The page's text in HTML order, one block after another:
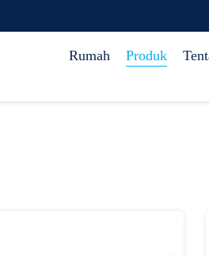
Rumah Produk